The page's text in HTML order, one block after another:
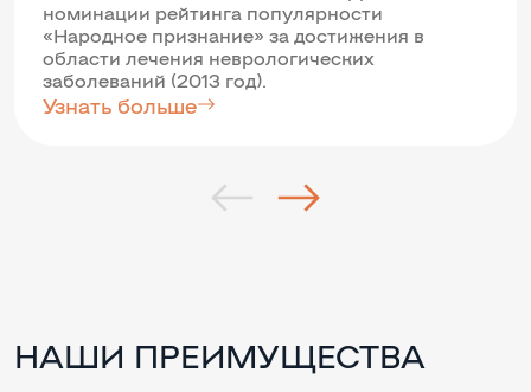
номинации рейтинга популярности
«Народное признание» за достижения в
области лечения неврологических
заболеваний (2013 год).
Узнать больше
НАШИ ПРЕИМУЩЕСТВА